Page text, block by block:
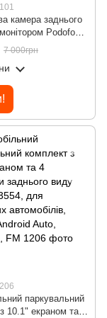
камера заднього
Podofo
відеореєстратор
автомобілів
7 000грн
паркувальний
10.1" екраном та 4